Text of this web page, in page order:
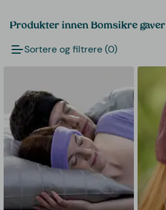
Produkter innen Bomsikre gaver
Sortere og filtrere (0)